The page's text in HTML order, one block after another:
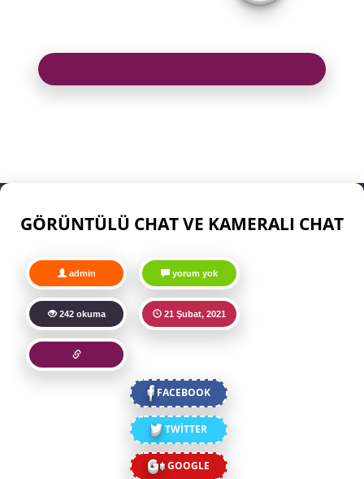
GÖRÜNTÜLÜ CHAT VE KAMERALI CHAT
admin yorum yok
242 okuma 21 Şubat, 2021
FACEBOOK
TWİTTER
GOOGLE